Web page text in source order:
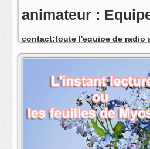
animateur :
contact:toute l'equipe de radio
s'abonner au fil rss de cette